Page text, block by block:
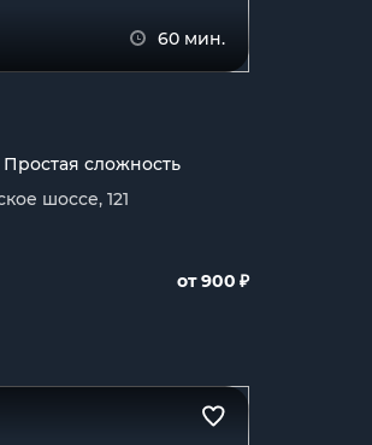
60 мин.
Простая сложность
шоссе, 121
от 900 ₽